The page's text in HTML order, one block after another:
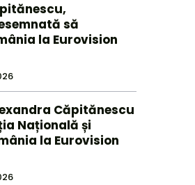
să
la Eurovision
Căpitănescu
Națională și
la Eurovision